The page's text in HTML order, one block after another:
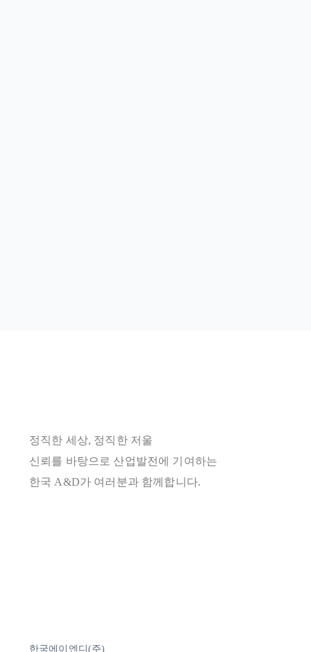
정직한 세상, 정직한 저울
신뢰를 바탕으로 산업발전에 기여하는
한국 A&D가 여러분과 함께합니다.
한국에이엔디(주)